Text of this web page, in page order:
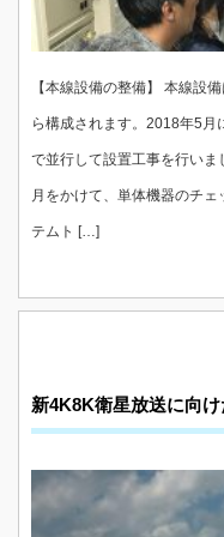
【本線設備の整備】 本線設
ら構成されます。2018年5月
で並行して設置工事を行い
月をかけて、単体機器のチ
テムト […]
新4K8K衛星放送に向